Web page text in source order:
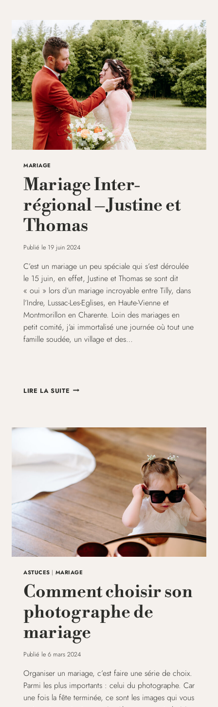
MARIAGE
PRÈS
DE
LIMOGES
MARIAGE
Mariage Inter-
régional – Justine et
Thomas
Publié le 19 juin 2024
C’est un mariage un peu spéciale qui s’est déroulée
le 15 juin, en effet, Justine et Thomas se sont dit
« oui » lors d’un mariage incroyable entre Tilly, dans
l’Indre, Lussac-Les-Eglises, en Haute-Vienne et
Montmorillon en Charente. Loin des mariages en
petit comité, j’ai immortalisé une journée où tout une
famille soudée, un village et des…
LIRE LA SUITE MARIAGE
JUSTINE
ET
THOMAS
ASTUCES | MARIAGE
Comment choisir son
photographe de
mariage
Publié le 6 mars 2024
Organiser un mariage, c’est faire une série de choix.
Parmi les plus importants : celui du photographe. Car
une fois la fête terminée, ce sont les images qui vous